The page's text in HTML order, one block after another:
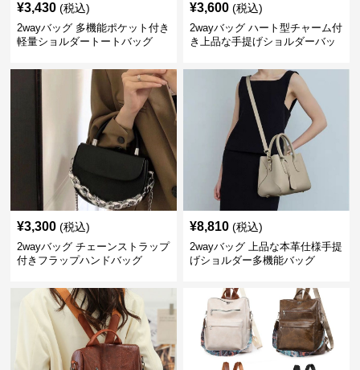
¥3,430 (税込)
2wayバッグ 多機能ポケット付き
軽量ショルダートートバッグ
¥3,600 (税込)
2wayバッグ ハート型チャーム付
き上品な手提げショルダーバッ
¥3,300 (税込)
2wayバッグ チェーンストラップ
付きフラップハンドバッグ
¥8,810 (税込)
2wayバッグ 上品な本革仕様手提
げショルダー多機能バッグ